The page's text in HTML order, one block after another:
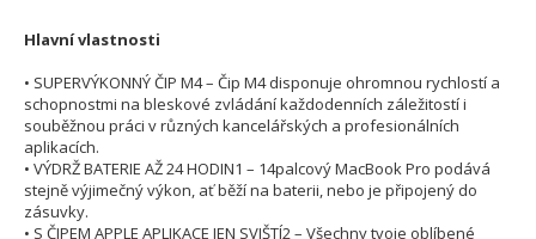
Hlavní vlastnosti
• SUPERVÝKONNÝ ČIP M4 – Čip M4 disponuje ohromnou rychlostí a
schopnostmi na bleskové zvládání každodenních záležitostí i
souběžnou práci v různých kancelářských a profesionálních
aplikacích.
• VÝDRŽ BATERIE AŽ 24 HODIN1 – 14palcový MacBook Pro podává
stejně výjimečný výkon, ať běží na baterii, nebo je připojený do
zásuvky.
• S ČIPEM APPLE APLIKACE JEN SVIŠTÍ2 – Všechny tvoje oblíbené